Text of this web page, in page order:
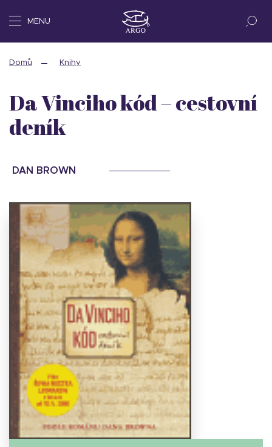
MENU
Domů Knihy
Da Vinciho kód – cestovní
deník
DAN BROWN